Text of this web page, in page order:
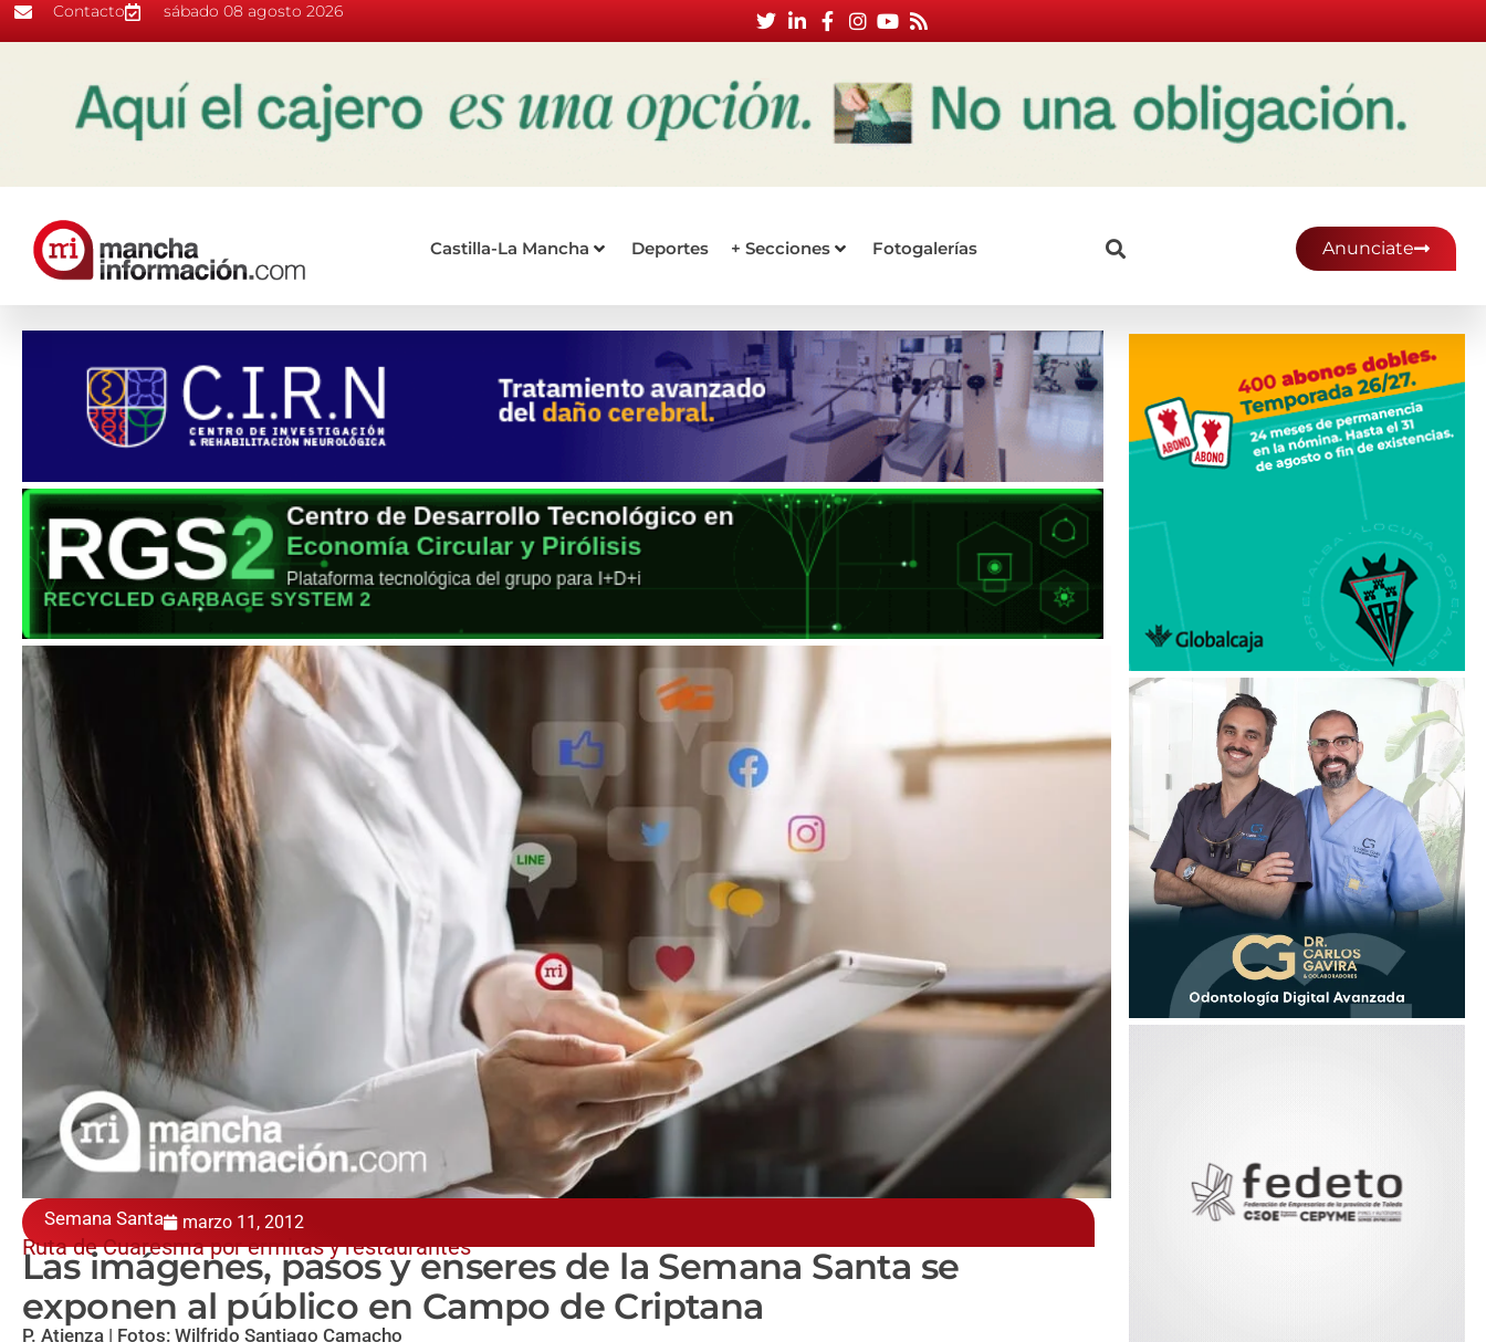
Contacto sábado 08 agosto 2026
Castilla-La Mancha Deportes + Secciones Fotogalerías Anunciate
Semana Santa marzo 11, 2012
Ruta de Cuaresma por ermitas y restaurantes
Las imágenes, pasos y enseres de la Semana Santa se
exponen al público en Campo de Criptana
P. Atienza | Fotos: Wilfrido Santiago Camacho